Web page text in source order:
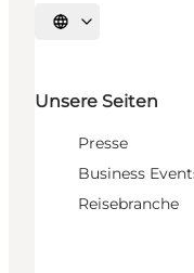
Sprache auswählen
Unsere Seiten
Presse
Business
Reisebranche